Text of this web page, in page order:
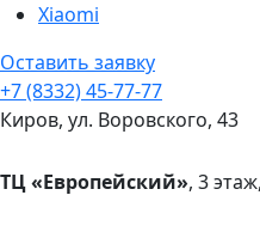
Xiaomi
Оставить заявку
+7 (8332) 45-77-77
Киров, ул. Воровского, 43
ТЦ «Европейский», 3